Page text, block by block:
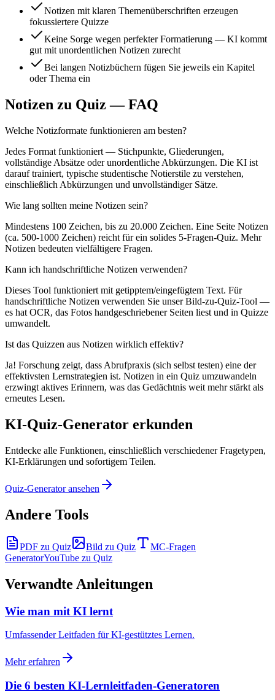
Notizen mit klaren Themenüberschriften erzeugen
fokussiertere Quizze
Keine Sorge wegen perfekter Formatierung — KI kommt
gut mit unordentlichen Notizen zurecht
Bei langen Notizbüchern fügen Sie jeweils ein Kapitel
oder Thema ein
Notizen zu Quiz — FAQ
Welche Notizformate funktionieren am besten?
Jedes Format funktioniert — Stichpunkte, Gliederungen,
vollständige Absätze oder unordentliche Abkürzungen. Die KI ist
darauf trainiert, typische studentische Notierstile zu verstehen,
einschließlich Abkürzungen und unvollständiger Sätze.
Wie lang sollten meine Notizen sein?
Mindestens 100 Zeichen, bis zu 20.000 Zeichen. Eine Seite Notizen
(ca. 500-1000 Zeichen) reicht für ein solides 5-Fragen-Quiz. Mehr
Notizen bedeuten vielfältigere Fragen.
Kann ich handschriftliche Notizen verwenden?
Dieses Tool funktioniert mit getipptem/eingefügtem Text. Für
handschriftliche Notizen verwenden Sie unser Bild-zu-Quiz-Tool —
es hat OCR, das Fotos handgeschriebener Seiten liest und in Quizze
umwandelt.
Ist das Quizzen aus Notizen wirklich effektiv?
Ja! Forschung zeigt, dass Abrufpraxis (sich selbst testen) eine der
effektivsten Lernstrategien ist. Notizen in ein Quiz umzuwandeln
erzwingt aktives Erinnern, was das Gedächtnis weit mehr stärkt als
erneutes Lesen.
KI-Quiz-Generator erkunden
Entdecke alle Funktionen, einschließlich verschiedener Fragetypen,
KI-Erklärungen und sofortigem Teilen.
Quiz-Generator ansehen
Andere Tools
PDF zu Quiz Bild zu Quiz
MC-Fragen
GeneratorYouTube zu Quiz
Verwandte Anleitungen
Wie man mit KI lernt
Umfassender Leitfaden für KI-gestütztes Lernen.
Mehr erfahren
Die 6 besten KI-Lernleitfaden-Generatoren